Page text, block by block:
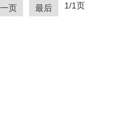
页 最后 1/1页